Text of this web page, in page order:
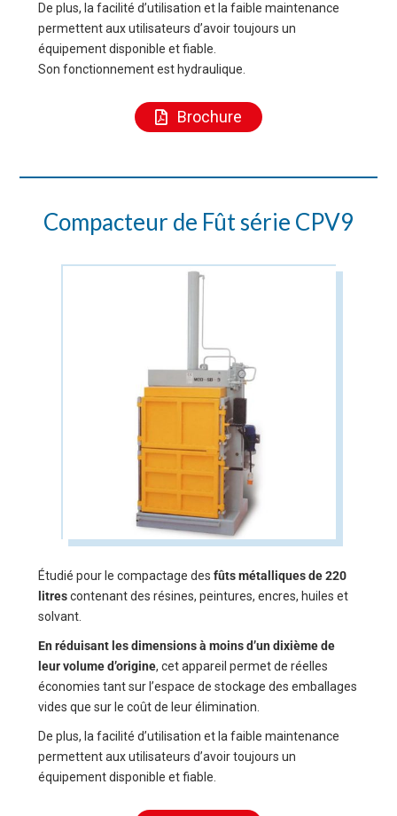
De plus, la facilité d’utilisation et la faible maintenance
permettent aux utilisateurs d’avoir toujours un
équipement disponible et fiable.
Son fonctionnement est hydraulique.
Brochure
Compacteur de Fût série CPV9
Étudié pour le compactage des fûts métalliques de 220
litrescontenant des résines, peintures, encres, huiles et
solvant.
En réduisant les dimensions à moins d’un dixième de
leur volume d’origine, cet appareil permet de réelles
économies tant sur l’espace de stockage des emballages
vides que sur le coût de leur élimination.
De plus, la facilité d’utilisation et la faible maintenance
permettent aux utilisateurs d’avoir toujours un
équipement disponible et fiable.